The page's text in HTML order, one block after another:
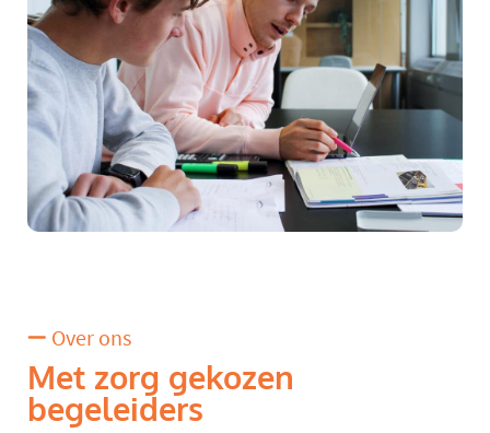
Over ons
Met zorg gekozen
begeleiders